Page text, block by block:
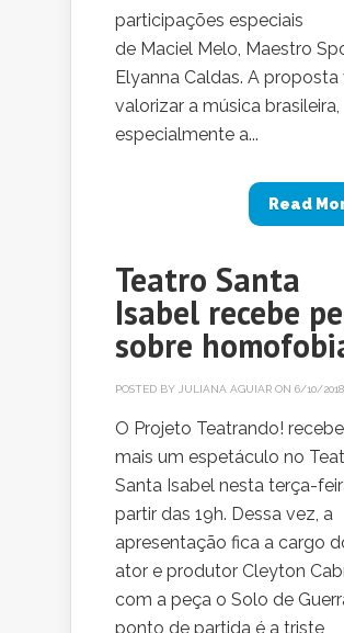
participações especiais
de Maciel Melo, Maestro
Elyanna Caldas. A proposta
valorizar a música brasileira,
especialmente a...
Read
Teatro Santa
Isabel recebe
sobre
POSTED BY JULIANA AGUIAR ON 6/10/
O Projeto Teatrando! recebe
mais um espetáculo no
Santa Isabel nesta terça-
partir das 19h. Dessa vez, a
apresentação fica a cargo
ator e produtor Cleyton
com a peça o Solo de
ponto de partida é a triste